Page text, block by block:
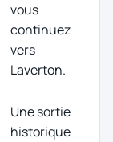
vous
continuez
vers
Laverton.
Une sortie
historique